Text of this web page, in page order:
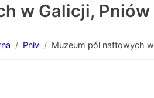
w Galicji, Pniów
Pniv Muzeum pól naftowych